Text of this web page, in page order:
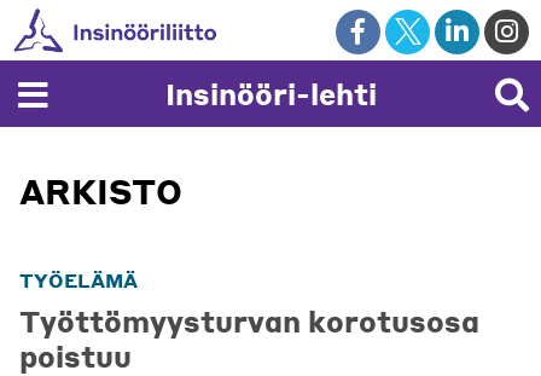
Skip
to
content
Insinööri-lehti
ARKISTO
TYÖELÄMÄ
Työttömyysturvan korotusosa
poistuu